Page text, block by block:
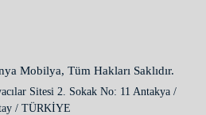
Mobilya, Tüm Hakları Saklıdır.
Sitesi 2. Sokak No: 11 Antakya /
/ TÜRKİYE